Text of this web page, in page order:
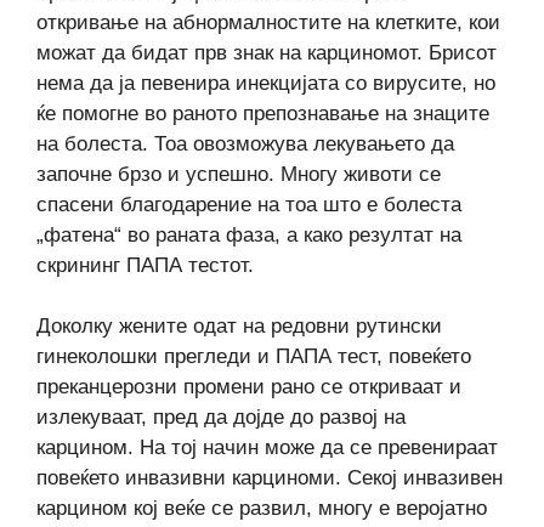
откривање на абнормалностите на клетките, кои
можат да бидат прв знак на карциномот. Брисот
нема да ја певенира инекцијата со вирусите, но
ќе помогне во раното препознавање на знаците
на болеста. Тоа овозможува лекувањето да
започне брзо и успешно. Многу животи се
спасени благодарение на тоа што е болеста
„фатена“ во раната фаза, а како резултат на
скрининг ПАПА тестот.
Доколку жените одат на редовни рутински
гинеколошки прегледи и ПАПА тест, повеќето
преканцерозни промени рано се откриваат и
излекуваат, пред да дојде до развој на
карцином. На тој начин може да се превенираат
повеќето инвазивни карциноми. Секој инвазивен
карцином кој веќе се развил, многу е веројатно